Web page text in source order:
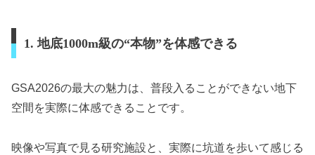
1. 地底1000m級の“本物”を体感できる
GSA2026の最大の魅力は、普段入ることができない地下
空間を実際に体感できることです。
映像や写真で見る研究施設と、実際に坑道を歩いて感じる